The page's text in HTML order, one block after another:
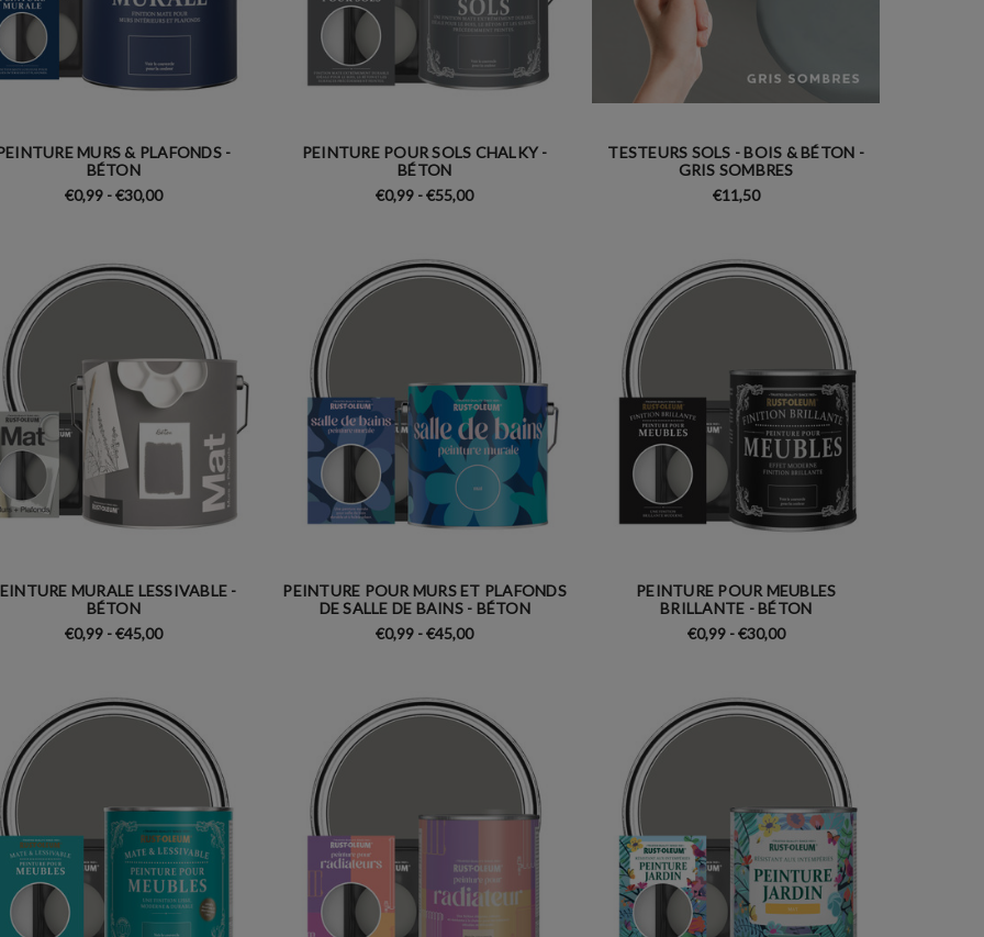
MURS & PLAFONDS -
BÉTON
€0,99 - €30,00
PEINTURE POUR SOLS CHALKY -
BÉTON
€0,99 - €55,00
TESTEURS SOLS - BOIS & BÉTON -
GRIS SOMBRES
€11,50
MURALE LESSIVABLE -
BÉTON
€0,99 - €45,00
PEINTURE POUR MURS ET PLAFONDS
DE SALLE DE BAINS - BÉTON
€0,99 - €45,00
PEINTURE POUR MEUBLES
BRILLANTE - BÉTON
€0,99 - €30,00